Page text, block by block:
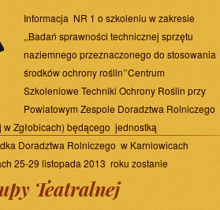
Informacja NR 1 o szkoleniu w zakresie
,,Badań sprawności technicznej sprzętu
naziemnego przeznaczonego do stosowania
środków ochrony roślin’’Centrum
Szkoleniowe Techniki Ochrony Roślin przy
Powiatowym Zespole Doradztwa Rolniczego
Zgłobicach) będącego jednostką
Doradztwa Rolniczego w Karniowicach
25-29 listopada 2013 roku zostanie
Teatralnej